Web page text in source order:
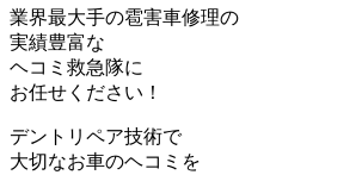
業界最大手の雹害車修理の
実績豊富な
ヘコミ救急隊に
お任せください！
デントリペア技術で
大切なお車のヘコミを